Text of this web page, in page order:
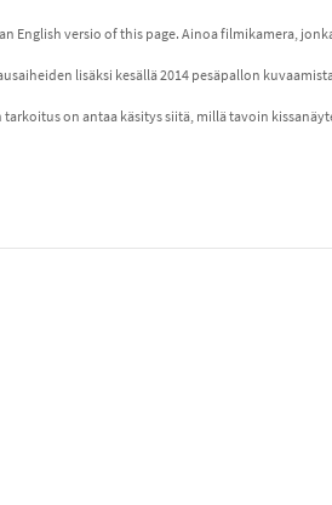
English versio of this page. Ainoa filmikamera,
lisäksi kesällä 2014 pesäpallon
on antaa käsitys siitä, millä tavoin